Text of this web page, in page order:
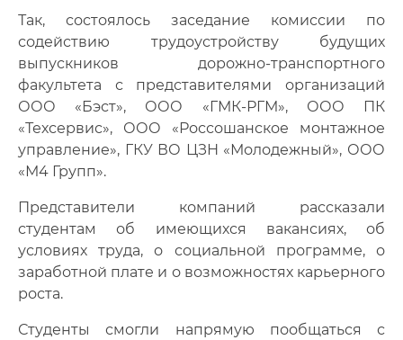
Так, состоялось заседание комиссии по
содействию трудоустройству будущих
выпускников дорожно-транспортного
факультета с представителями организаций
ООО «Бэст», ООО «ГМК-РГМ», ООО ПК
«Техсервис», ООО «Россошанское монтажное
управление», ГКУ ВО ЦЗН «Молодежный», ООО
«М4 Групп».
Представители компаний рассказали
студентам об имеющихся вакансиях, об
условиях труда, о социальной программе, о
заработной плате и о возможностях карьерного
роста.
Студенты смогли напрямую пообщаться с